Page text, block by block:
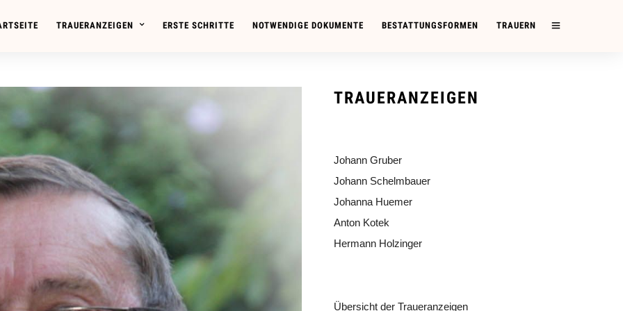
TRAUERANZEIGEN ERSTE SCHRITTE NOTWENDIGE DOKUMENTE BESTATTUNGSFORMEN TRAUERN
TRAUERANZEIGEN
Johann Gruber
Johann Schelmbauer
Johanna Huemer
Anton Kotek
Hermann Holzinger
Übersicht der Traueranzeigen